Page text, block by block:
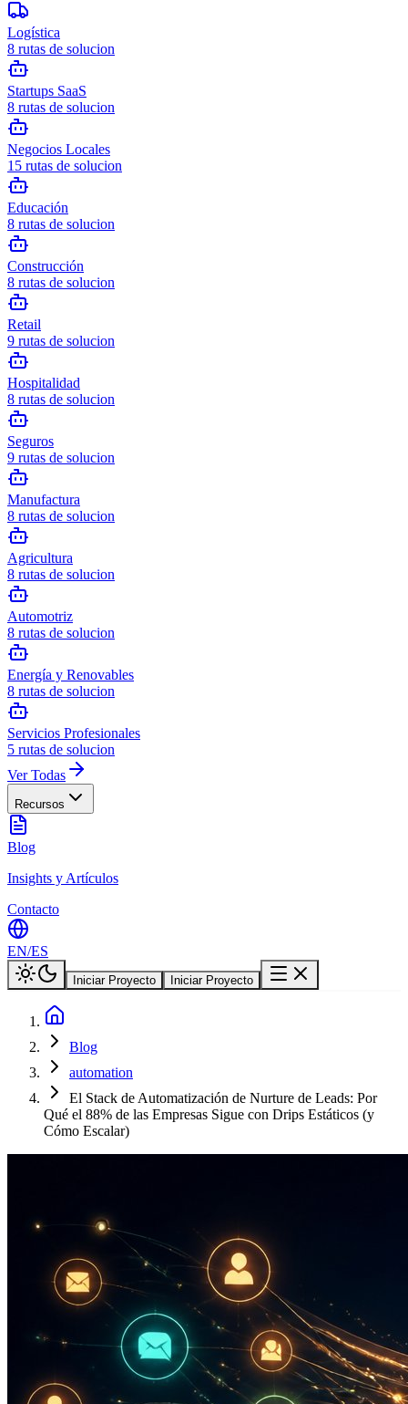
Logística
8 rutas de solucion
Startups SaaS
8 rutas de solucion
Negocios Locales
15 rutas de solucion
Educación
8 rutas de solucion
Construcción
8 rutas de solucion
Retail
9 rutas de solucion
Hospitalidad
8 rutas de solucion
Seguros
9 rutas de solucion
Manufactura
8 rutas de solucion
Agricultura
8 rutas de solucion
Automotriz
8 rutas de solucion
Energía y Renovables
8 rutas de solucion
Servicios Profesionales
5 rutas de solucion
Ver Todas
Recursos
Blog
Insights y Artículos
Contacto
EN/ES
Iniciar Proyecto Iniciar Proyecto
Blog
automation
El Stack de Automatización de Nurture de Leads: Por
Qué el 88% de las Empresas Sigue con Drips Estáticos (y
Cómo Escalar)